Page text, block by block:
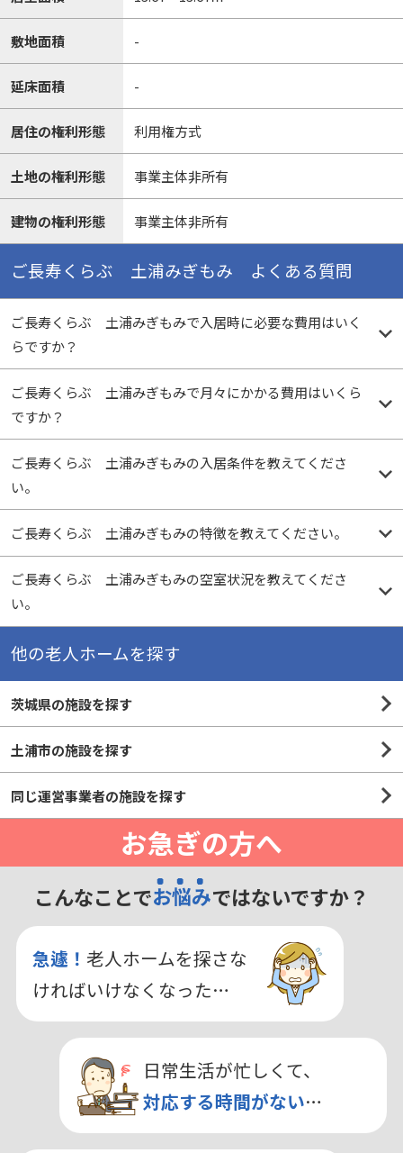
敷地面積 -
延床面積 -
居住の権利形態 利用権方式
土地の権利形態 事業主体非所有
建物の権利形態 事業主体非所有
ご長寿くらぶ 土浦みぎもみ よくある質問
ご長寿くらぶ 土浦みぎもみで入居時に必要な費用はいく
らですか？
ご長寿くらぶ 土浦みぎもみで月々にかかる費用はいくら
ですか？
ご長寿くらぶ 土浦みぎもみの入居条件を教えてくださ
い。
ご長寿くらぶ 土浦みぎもみの特徴を教えてください。
ご長寿くらぶ 土浦みぎもみの空室状況を教えてくださ
い。
他の老人ホームを探す
茨城県の施設を探す
土浦市の施設を探す
同じ運営事業者の施設を探す
お急ぎの方へ
こんなことでお悩みではないですか？
急遽！ 老人ホームを探さな
ければいけなくなった…
日常生活が忙しくて、
対応する時間がない…